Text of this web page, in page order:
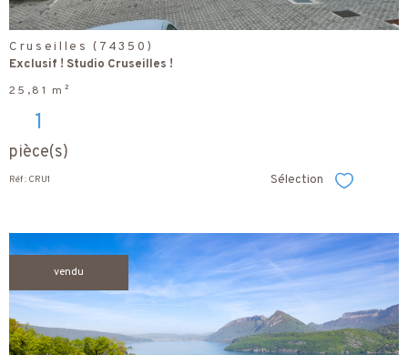
Cruseilles (74350)
Exclusif ! Studio Cruseilles !
25,81 m²
1
pièce(s)
Réf : CRU1 Sélection Sélectionner
vendu
voir le